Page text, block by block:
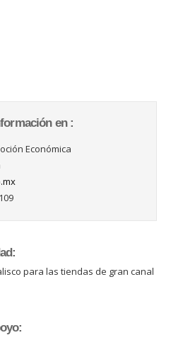
en :
Económica
para las tiendas de gran canal